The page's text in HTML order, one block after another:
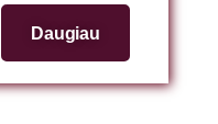
Daugiau